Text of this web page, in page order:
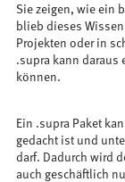
Sie zeigen, wie ein
blieb dieses
Projekten oder in
.supra kann daraus
können.
Ein .supra Paket
gedacht ist und
darf. Dadurch wird
auch geschäftlich